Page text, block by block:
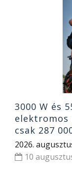
3000 W és
elektromos
csak 287
2026.
10